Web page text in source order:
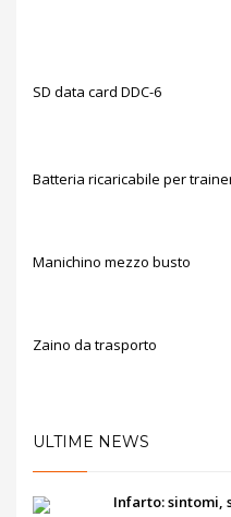
SD data card DDC-6
Batteria ricaricabile per
Manichino mezzo busto
Zaino da trasporto
ULTIME NEWS
Infarto: sintomi,